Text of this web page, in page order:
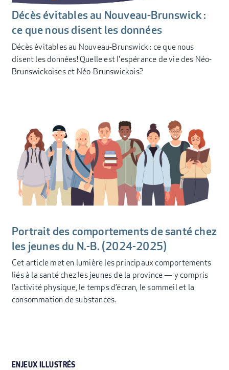
Décès évitables au Nouveau-Brunswick :
ce que nous disent les données
Décès évitables au Nouveau-Brunswick : ce que nous
disent les données! Quelle est l'espérance de vie des Néo-
Brunswickoises et Néo-Brunswickois?
Portrait des comportements de santé chez
les jeunes du N.-B. (2024-2025)
Cet article met en lumière les principaux comportements
liés à la santé chez les jeunes de la province — y compris
l’activité physique, le temps d’écran, le sommeil et la
consommation de substances.
ENJEUX ILLUSTRÉS